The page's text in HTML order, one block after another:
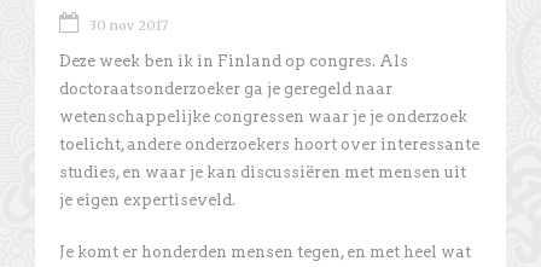
30 nov 2017
Deze week ben ik in Finland op congres. Als
doctoraatsonderzoeker ga je geregeld naar
wetenschappelijke congressen waar je je onderzoek
toelicht, andere onderzoekers hoort over interessante
studies, en waar je kan discussiëren met mensen uit
je eigen expertiseveld.
Je komt er honderden mensen tegen, en met heel wat